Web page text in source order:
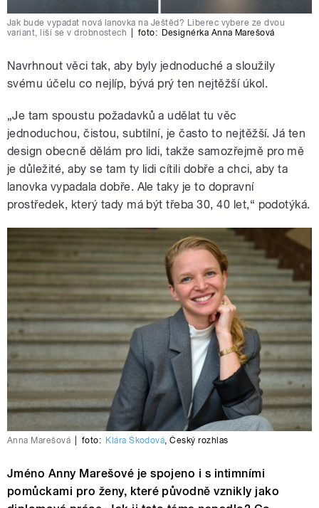
Jak bude vypadat nová lanovka na Ještěd? Liberec vybere ze dvou
variant, liší se v drobnostech
foto: Designérka Anna Marešová
Navrhnout věci tak, aby byly jednoduché a sloužily
svému účelu co nejlíp, bývá prý ten nejtěžší úkol.
„Je tam spoustu požadavků a udělat tu věc
jednoduchou, čistou, subtilní, je často to nejtěžší. Já ten
design obecně dělám pro lidi, takže samozřejmě pro mě
je důležité, aby se tam ty lidi cítili dobře a chci, aby ta
lanovka vypadala dobře. Ale taky je to dopravní
prostředek, který tady má být třeba 30, 40 let,“ podotýká.
Anna Marešová foto: Klára Škodová,Český rozhlas
Jméno Anny Marešové je spojeno i s intimními
pomůckami pro ženy, které původně vznikly jako